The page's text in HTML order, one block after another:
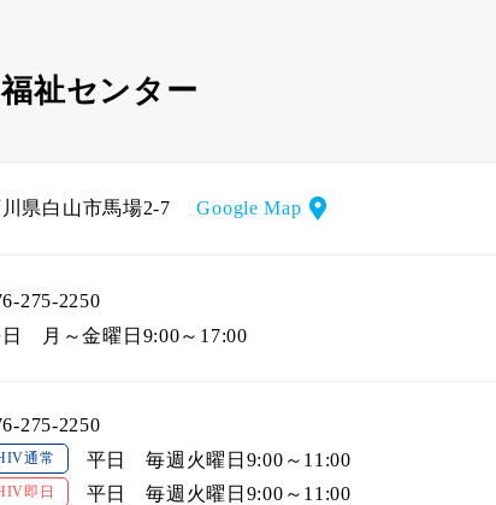
祉センター
川県白山市馬場2-7Google Map
275-2250
月～金曜日9:00～17:00
275-2250
通常 平日 毎週火曜日9:00～11:00
即日 平日 毎週火曜日9:00～11:00